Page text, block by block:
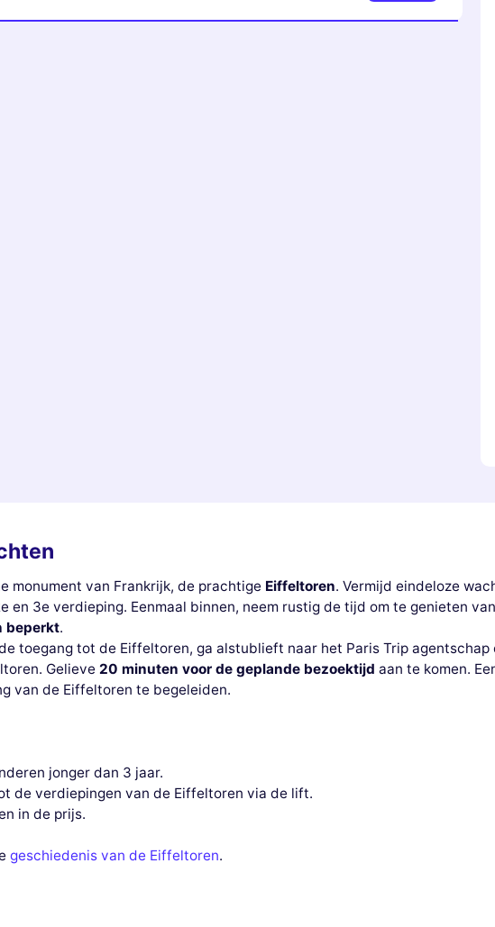
monument van Frankrijk, de prachtige Eiffeltoren. Vermijd eindeloze
en 3e verdieping. Eenmaal binnen, neem rustig de tijd om te genieten
beperkt.
toegang tot de Eiffeltoren, ga alstublieft naar het Paris Trip agentschap
Gelieve 20 minuten voor de geplande bezoektijd aan te komen.
van de Eiffeltoren te begeleiden.
jonger dan 3 jaar.
de verdiepingen van de Eiffeltoren via de lift.
in de prijs.
geschiedenis van de Eiffeltoren.